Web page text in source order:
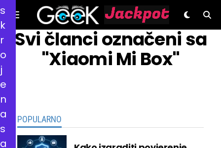
GeeK.hr
Svi članci označeni sa
"Xiaomi Mi Box"
POPULARNO
s
k
r
o
j
e
n
a
s
a